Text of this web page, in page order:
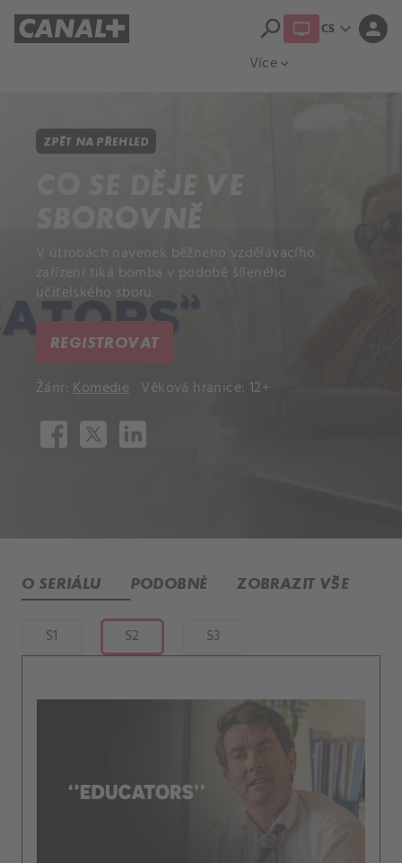
Více expand_more
search CS expand_more person
ZPĚT NA PŘEHLED
SBOROVNĚ
V útrobách navenek běžného vzdělávacího
zařízení tiká bomba v podobě šíleného
učitelského sboru.
REGISTROVAT
Žánr: Komedie Věková hranice: 12+
O SERIÁLU PODOBNÉ ZOBRAZIT VŠE
S1 S2 S3